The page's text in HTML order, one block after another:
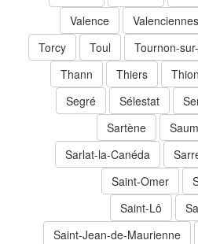
Valenciennes
Valence
Tournon-
Toul
Torcy
Thiers
Thann
Sélestat
Segré
Sartène
Sarlat-la-Canéda
Saint-Omer
Saint-Lô
Saint-Jean-de-Maurienne